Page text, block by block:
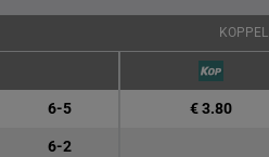
KOPPEL
6-5 € 3.80
6-2